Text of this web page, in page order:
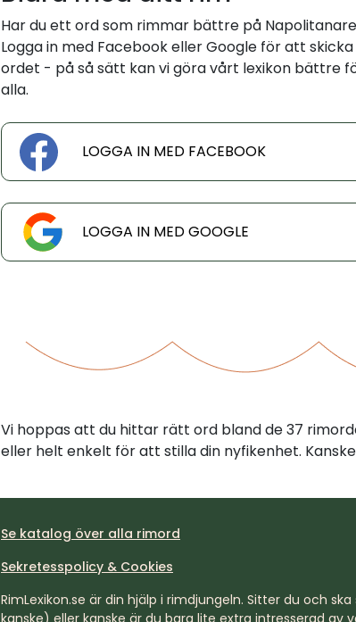
Har du ett ord som rimmar bättre på
Logga in med Facebook eller Google för att skicka
ordet - på så sätt kan vi göra vårt lexikon bättre
alla.
LOGGA IN MED FACEBOOK
LOGGA IN MED GOOGLE
Vi hoppas att du hittar rätt ord bland de 37
eller helt enkelt för att stilla din nyfikenhet.
Se katalog över alla rimord
Sekretesspolicy & Cookies
RimLexikon.se är din hjälp i rimdjungeln. Sitter du och
kanske) eller kanske är du bara lite extra intresserad av